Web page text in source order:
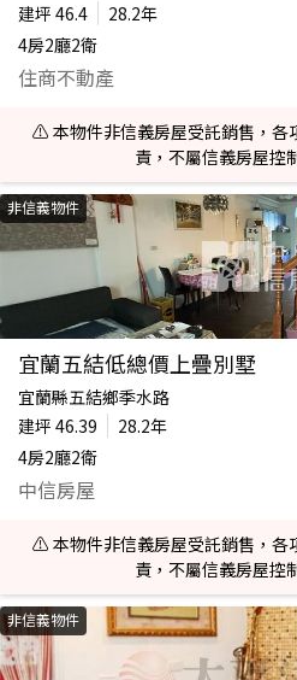
建坪 46.4
28.2年
4房2廳2衛
住商不動產
⚠️ 本物件非信義房屋受託銷售，各
責，不屬信義房屋控
非信義物件
宜蘭五結低總價上疊別墅
宜蘭縣五結鄉季水路
建坪 46.39
28.2年
4房2廳2衛
中信房屋
⚠️ 本物件非信義房屋受託銷售，各
責，不屬信義房屋控
非信義物件